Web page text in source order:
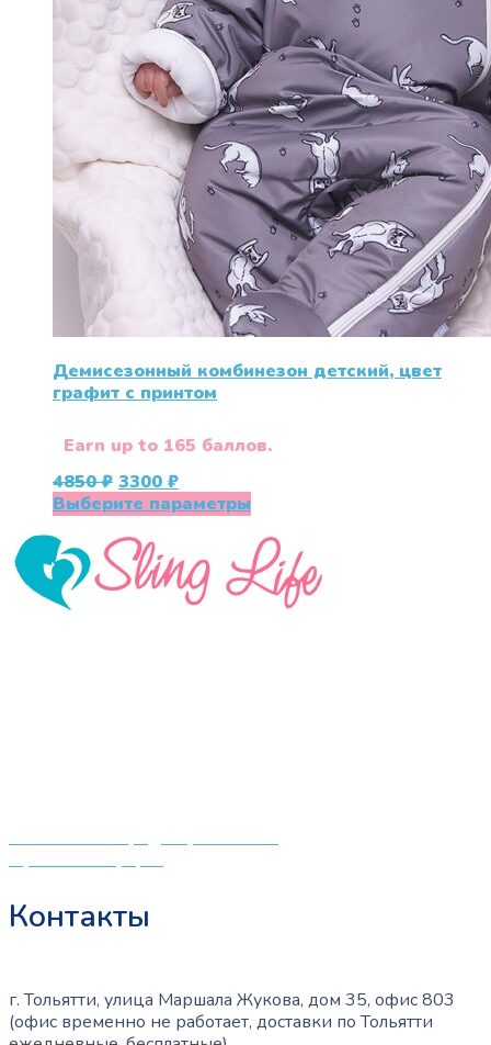
Демисезонный комбинезон детский, цвет
графит с принтом
Earn up to 165 баллов.
4850₽ Первоначальная
цена
4850 ₽.
3300₽Текущая
цена:
Выберите параметры
имеет
несколько
вариаций.
Опции
Политика конфиденциальности
Публичная оферта
Контакты
г. Тольятти, улица Маршала Жукова, дом 35, офис 803
(офис временно не работает, доставки по Тольятти